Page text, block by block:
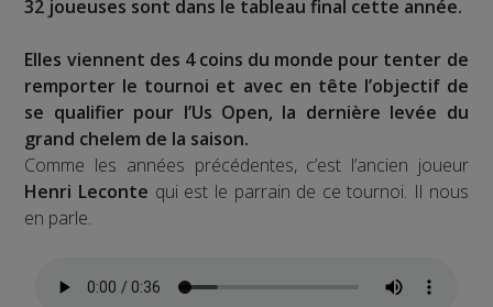
32 joueuses sont dans le tableau final cette année.
Elles viennent des 4 coins du monde pour tenter de
remporter le tournoi et avec en tête l’objectif de
se qualifier pour l’Us Open, la dernière levée du
grand chelem de la saison.
Comme les années précédentes, c’est l’ancien joueur
Henri Leconte qui est le parrain de ce tournoi. Il nous
en parle.